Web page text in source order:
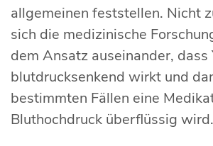
allgemeinen feststellen. Nicht
sich die medizinische
dem Ansatz auseinander, dass
blutdrucksenkend wirkt und
bestimmten Fällen eine
Bluthochdruck überflüssig wird.